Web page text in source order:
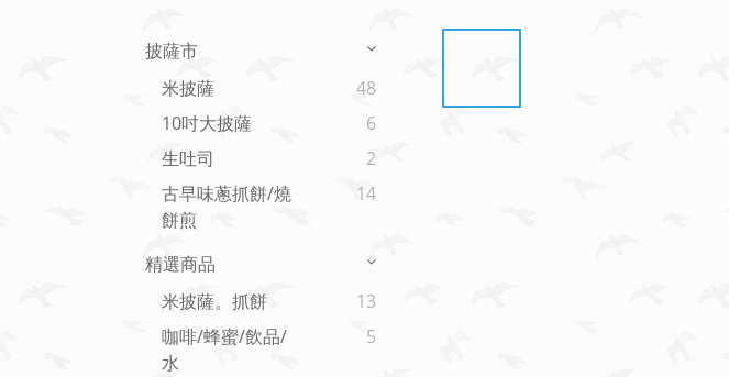
披薩市
米披薩
48
10吋大披薩
6
生吐司
2
古早味蔥抓餅/燒
餅煎
14
精選商品
米披薩。抓餅
13
咖啡/蜂蜜/飲品/
水
5